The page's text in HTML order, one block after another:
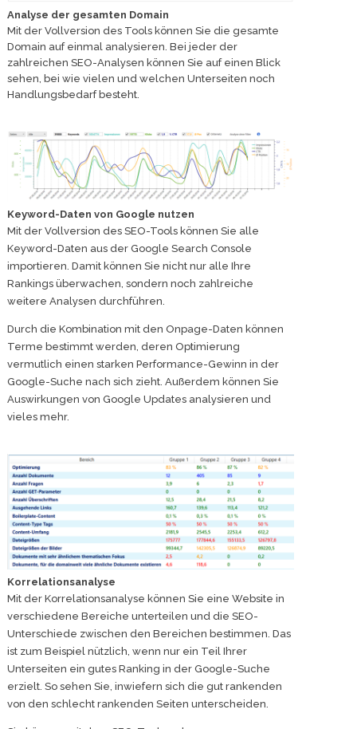
Analyse der gesamten Domain
Mit der Vollversion des Tools können Sie die gesamte
Domain auf einmal analysieren. Bei jeder der
zahlreichen SEO-Analysen können Sie auf einen Blick
sehen, bei wie vielen und welchen Unterseiten noch
Handlungsbedarf besteht.
Keyword-Daten von Google nutzen
Mit der Vollversion des SEO-Tools können Sie alle
Keyword-Daten aus der Google Search Console
importieren. Damit können Sie nicht nur alle Ihre
Rankings überwachen, sondern noch zahlreiche
weitere Analysen durchführen.
Durch die Kombination mit den Onpage-Daten können
Terme bestimmt werden, deren Optimierung
vermutlich einen starken Performance-Gewinn in der
Google-Suche nach sich zieht. Außerdem können Sie
Auswirkungen von Google Updates analysieren und
vieles mehr.
Korrelationsanalyse
Mit der Korrelationsanalyse können Sie eine Website in
verschiedene Bereiche unterteilen und die SEO-
Unterschiede zwischen den Bereichen bestimmen. Das
ist zum Beispiel nützlich, wenn nur ein Teil Ihrer
Unterseiten ein gutes Ranking in der Google-Suche
erzielt. So sehen Sie, inwiefern sich die gut rankenden
von den schlecht rankenden Seiten unterscheiden.